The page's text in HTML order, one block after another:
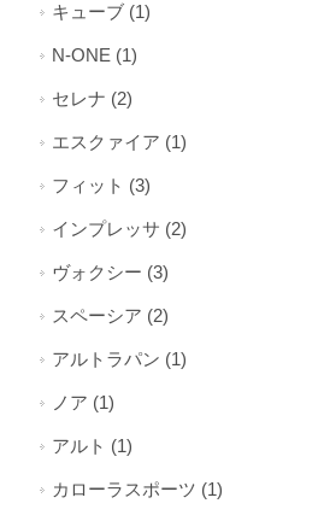
キューブ (1)
N-ONE (1)
セレナ (2)
エスクァイア (1)
フィット (3)
インプレッサ (2)
ヴォクシー (3)
スペーシア (2)
アルトラパン (1)
ノア (1)
アルト (1)
カローラスポーツ (1)